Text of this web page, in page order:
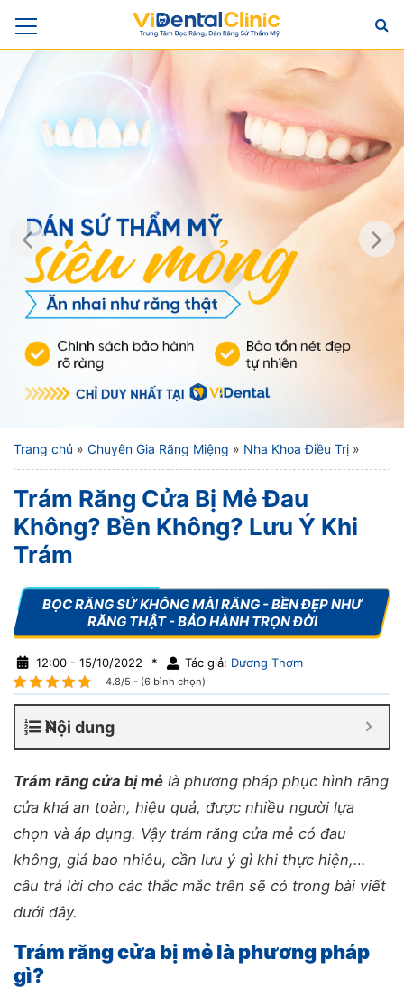
Trang chủ » Chuyên Gia Răng Miệng » Nha Khoa Điều Trị »
Trám Răng Cửa Bị Mẻ Đau
Không? Bền Không? Lưu Ý Khi
Trám
12:00 - 15/10/2022 * Tác giả: Dương Thơm
4.8/5 - (6 bình chọn)
Nội dung
Trám răng cửa bị mẻ là phương pháp phục hình răng
cửa khá an toàn, hiệu quả, được nhiều người lựa
chọn và áp dụng. Vậy trám răng cửa mẻ có đau
không, giá bao nhiêu, cần lưu ý gì khi thực hiện,…
câu trả lời cho các thắc mắc trên sẽ có trong bài viết
dưới đây.
Trám răng cửa bị mẻ là phương pháp
gì?